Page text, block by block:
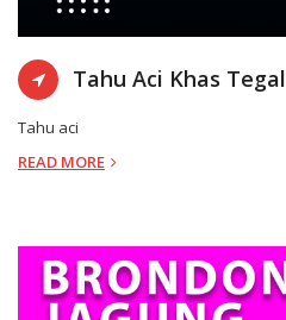
KOTA SEMARANG
Tahu Aci Khas Tegal
Tahu aci
READ MORE